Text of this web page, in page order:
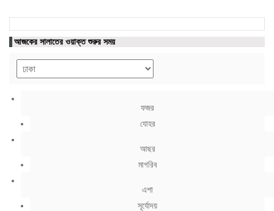
আজকের সালাতের ওয়াক্ত শুরুর সময়
ফজর
যোহর
আছর
মাগরিব
এশা
সূর্যোদয়